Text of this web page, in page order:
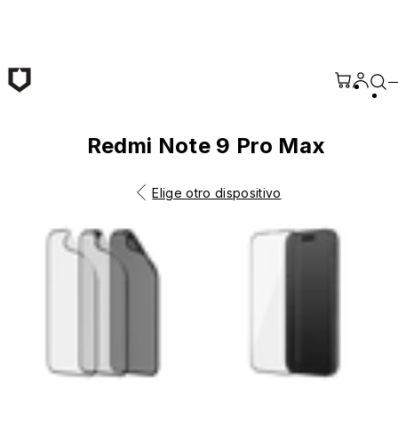
Redmi Note 9 Pro Max
Elige otro dispositivo